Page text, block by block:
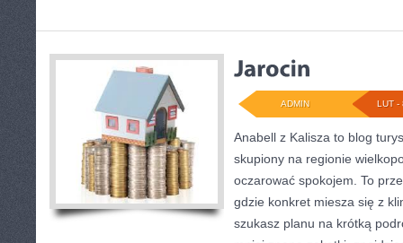
LUT -
ADMIN
Anabell z Kalisza to blog
skupiony na regionie
oczarować spokojem. To
gdzie konkret miesza się z
szukasz planu na krótką